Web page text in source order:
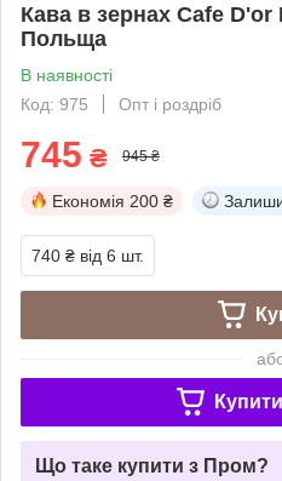
Кава в зернах Cafe D'or
Польща
В наявності
Код: 975
Опт і роздріб
745 ₴ 945 ₴
Економія 200 ₴
740 ₴ від 6 шт.
Що таке купити з Пром?